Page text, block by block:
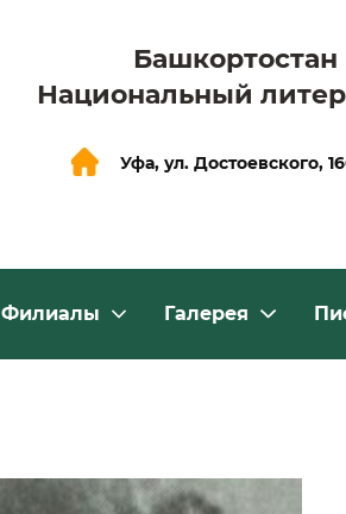
Национальный
Уфа, ул. Достоевского,
Филиалы Галерея